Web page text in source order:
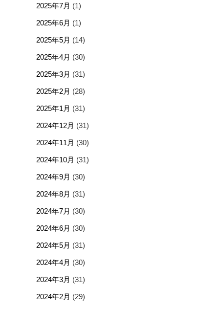
2025年7月 (1)
2025年6月 (1)
2025年5月 (14)
2025年4月 (30)
2025年3月 (31)
2025年2月 (28)
2025年1月 (31)
2024年12月 (31)
2024年11月 (30)
2024年10月 (31)
2024年9月 (30)
2024年8月 (31)
2024年7月 (30)
2024年6月 (30)
2024年5月 (31)
2024年4月 (30)
2024年3月 (31)
2024年2月 (29)